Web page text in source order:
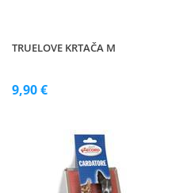
TRUELOVE KRTAČA M
9,90 €